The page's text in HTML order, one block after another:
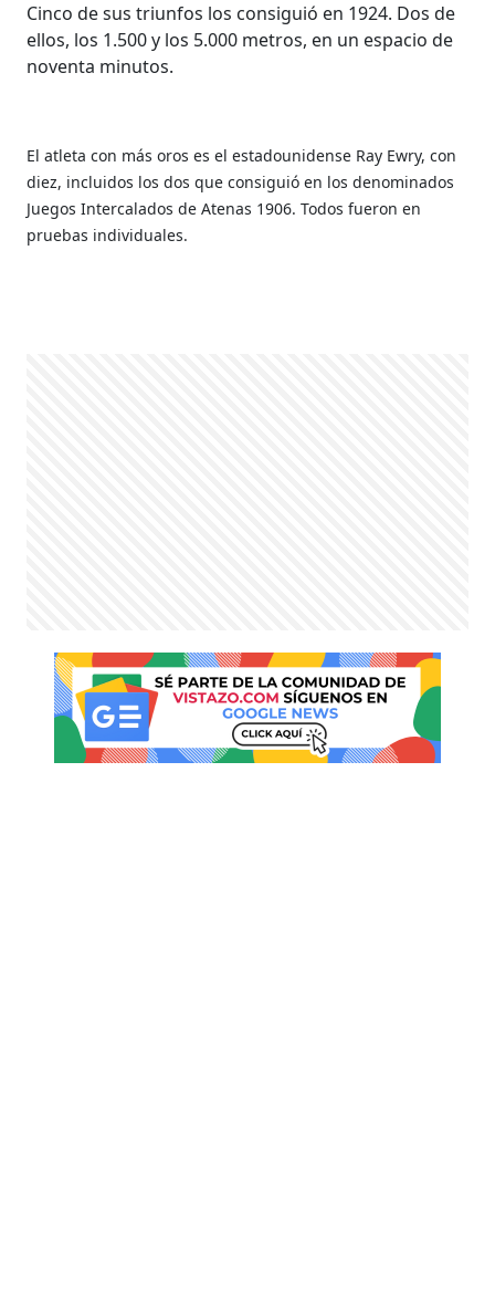
Cinco de sus triunfos los consiguió en 1924. Dos de
ellos, los 1.500 y los 5.000 metros, en un espacio de
noventa minutos.
El atleta con más oros es el estadounidense Ray Ewry, con
diez, incluidos los dos que consiguió en los denominados
Juegos Intercalados de Atenas 1906. Todos fueron en
pruebas individuales.